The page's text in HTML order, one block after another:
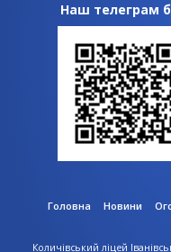
Наш телеграм
Головна Новини
Количівський ліцей